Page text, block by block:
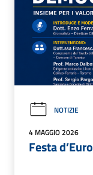
NOTIZIE
4 MAGGIO 2026
Festa